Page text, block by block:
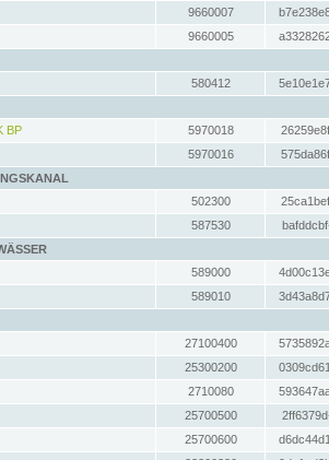
9660007
9660005
580412
BP
5970018
5970016
502300
587530
589000
589010
27100400
25300200
2710080
25700500
25700600